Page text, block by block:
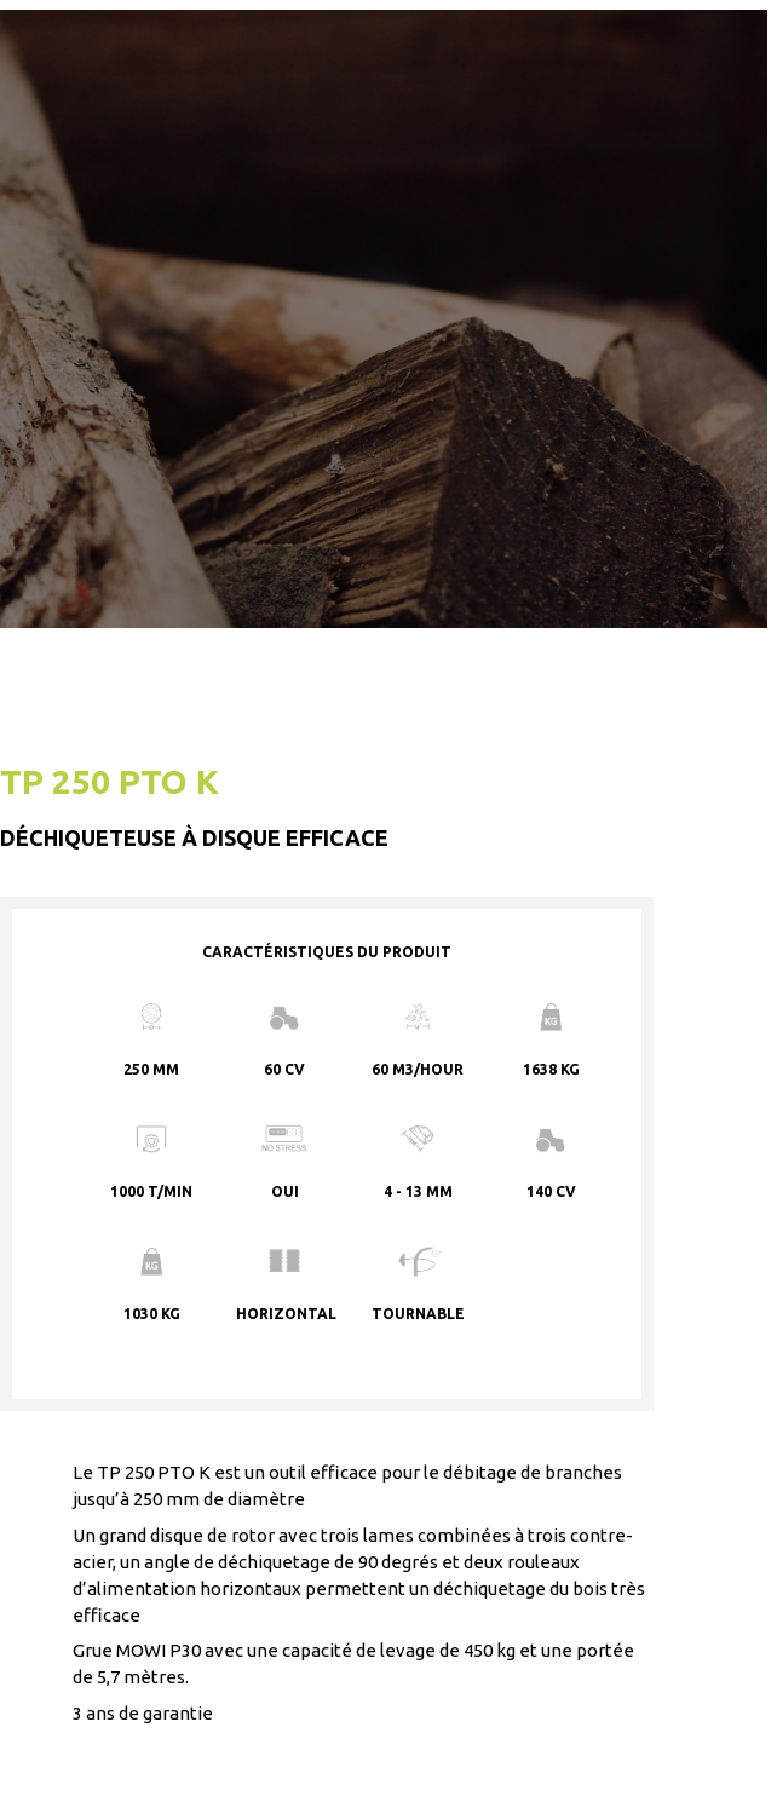
TP 250 PTO K
DÉCHIQUETEUSE À DISQUE EFFICACE
CARACTÉRISTIQUES DU PRODUIT
250 MM 60 CV 60 M3/HOUR 1638 KG
1000 T/MIN OUI 4 - 13 MM 140 CV
1030 KG HORIZONTAL TOURNABLE
Le TP 250 PTO K est un outil efficace pour le débitage de branches
jusqu’à 250 mm de diamètre
Un grand disque de rotor avec trois lames combinées à trois contre-
acier, un angle de déchiquetage de 90 degrés et deux rouleaux
d’alimentation horizontaux permettent un déchiquetage du bois très
efficace
Grue MOWI P30 avec une capacité de levage de 450 kg et une portée
de 5,7 mètres.
3 ans de garantie